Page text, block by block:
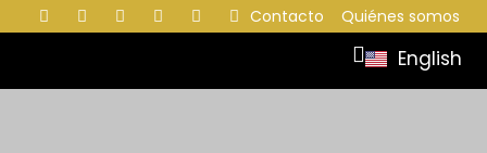
Contacto Quiénes somos
English